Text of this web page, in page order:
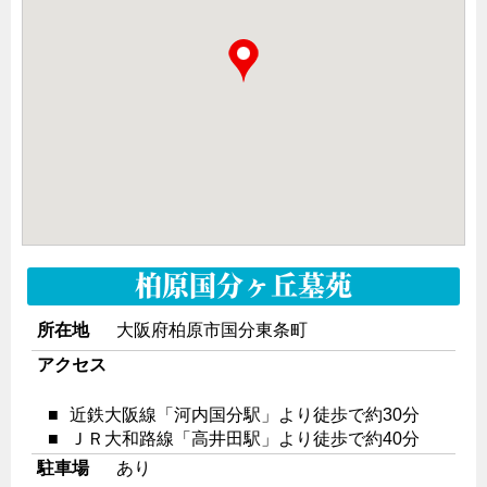
柏原国分ヶ丘墓苑
所在地
大阪府柏原市国分東条町
アクセス
■
近鉄大阪線「河内国分駅」より徒歩で約30分
■
ＪＲ大和路線「高井田駅」より徒歩で約40分
駐車場
あり